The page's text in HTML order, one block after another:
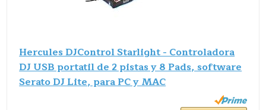
Hercules DJControl Starlight - Controladora
DJ USB portatil de 2 pistas y 8 Pads, software
Serato DJ Lite, para PC y MAC